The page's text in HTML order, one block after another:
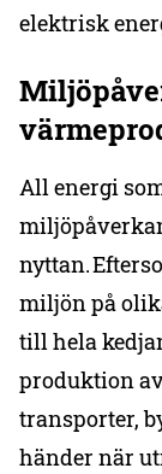
elektrisk
All energi
nyttan.
miljön på
till hela
produktion
transporter,
händer när